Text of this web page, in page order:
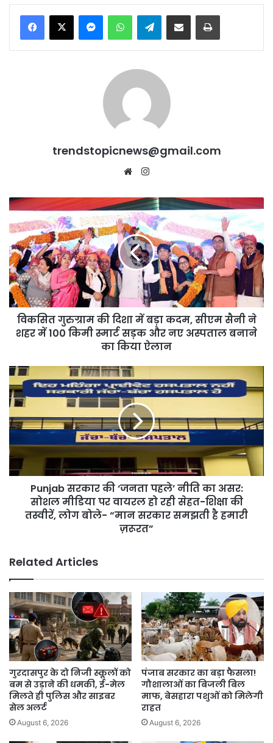
MessengerWhatsAppTelegramShare via Email Print
trendstopicnews@gmail.com
Website
विकसित
की
दिशा
में
बड़ा
कदम,
सीएम
सैनी
शहर
किमी
स्मार्ट
सड़क
और
नए
अस्पताल
बनाने
का
किया
विकसित गुरुग्राम की दिशा में बड़ा कदम, सीएम सैनी ने
शहर में 100 किमी स्मार्ट सड़क और नए अस्पताल बनाने
का किया ऐलान
Punjab
सरकार
की
‘जनता
पहले’
नीति
का
असर:
सोशल
वायरल
शिक्षा
की
लोग
बोले-
“मान
सरकार
समझती
हमारी
ज़रूरत”
Punjab सरकार की ‘जनता पहले’ नीति का असर:
सोशल मीडिया पर वायरल हो रही सेहत-शिक्षा की
तस्वीरें, लोग बोले- “मान सरकार समझती है हमारी
ज़रूरत”
Related Articles
गुरदासपुर के दो निजी स्कूलों को
बम से उड़ाने की धमकी, ई-मेल
मिलते ही पुलिस और साइबर
सेल अलर्ट
August 6, 2026
पंजाब सरकार का बड़ा फैसला!
गौशालाओं का बिजली बिल
माफ, बेसहारा पशुओं को मिलेगी
राहत
August 6, 2026